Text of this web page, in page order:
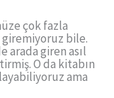
çok fazla
giremiyoruz bile.
arada giren asıl
O da kitabın
ama